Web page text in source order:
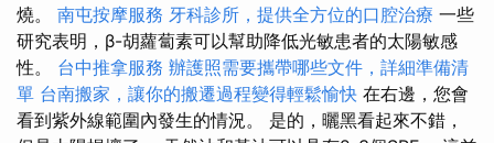
燒。 南屯按摩服務 牙科診所，提供全方位的口腔治療 一些
研究表明，β-胡蘿蔔素可以幫助降低光敏患者的太陽敏感
性。 台中推拿服務 辦護照需要攜帶哪些文件，詳細準備清
單 台南搬家，讓你的搬遷過程變得輕鬆愉快 在右邊，您會
看到紫外線範圍內發生的情況。 是的，曬黑看起來不錯，